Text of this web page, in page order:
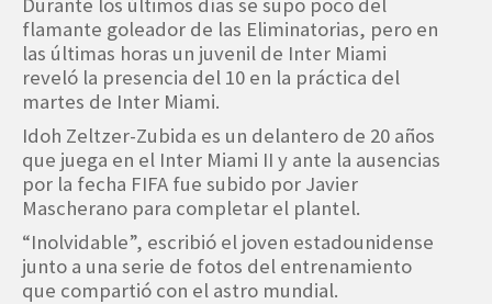
flamante goleador de las Eliminatorias, pero en
las últimas horas un juvenil de Inter Miami
reveló la presencia del 10 en la práctica del
martes de Inter Miami.
Idoh Zeltzer-Zubida es un delantero de 20 años
que juega en el Inter Miami II y ante la ausencias
por la fecha FIFA fue subido por Javier
Mascherano para completar el plantel.
“Inolvidable”, escribió el joven estadounidense
junto a una serie de fotos del entrenamiento
que compartió con el astro mundial.